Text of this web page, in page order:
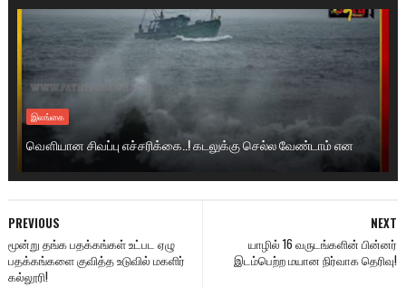
இலங்கை
வௌியான சிவப்பு எச்சரிக்கை..! கடலுக்கு செல்ல வேண்டாம் என
NEXT
யாழில் 16 வருடங்களின் பின்னர்
இடம்பெற்ற மயான நிர்வாக தெரிவு!
PREVIOUS
மூன்று தங்க பதக்கங்கள் உட்பட ஏழு
பதக்கங்களை குவித்த உடுவில் மகளிர்
கல்லூரி!